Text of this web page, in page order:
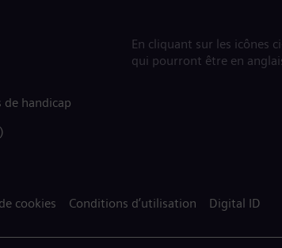
En cliquant sur les icônes
qui pourront être en
handicap
cookies Conditions d’utilisation Digital ID